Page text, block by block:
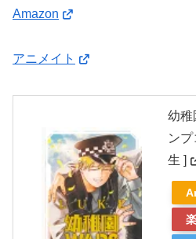
Amazon
アニメイト
幼稚
ン
生 ]